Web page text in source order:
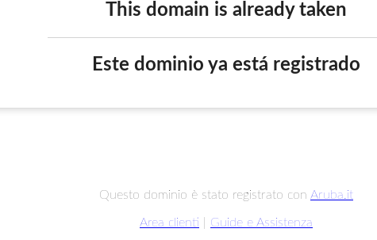
This domain is already taken
Este dominio ya está registrado
Questo dominio è stato registrato con Aruba.it
Area clienti Guide e Assistenza